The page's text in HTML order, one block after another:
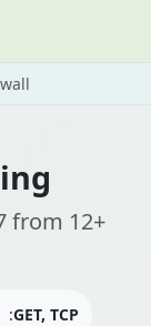
from 12+
:GET, TCP